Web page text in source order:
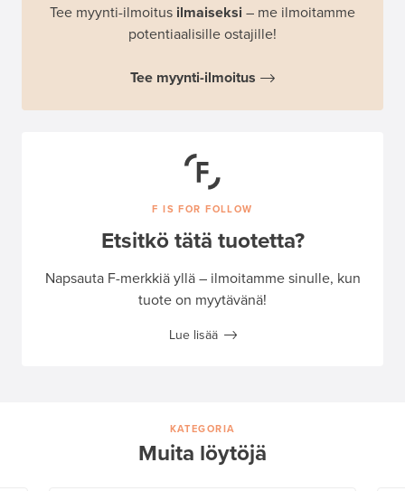
Tee myynti-ilmoitus ilmaiseksi – me ilmoitamme
potentiaalisille ostajille!
Tee myynti-ilmoitus
F IS FOR FOLLOW
Etsitkö tätä tuotetta?
Napsauta F-merkkiä yllä – ilmoitamme sinulle, kun
tuote on myytävänä!
Lue lisää
KATEGORIA
Muita löytöjä